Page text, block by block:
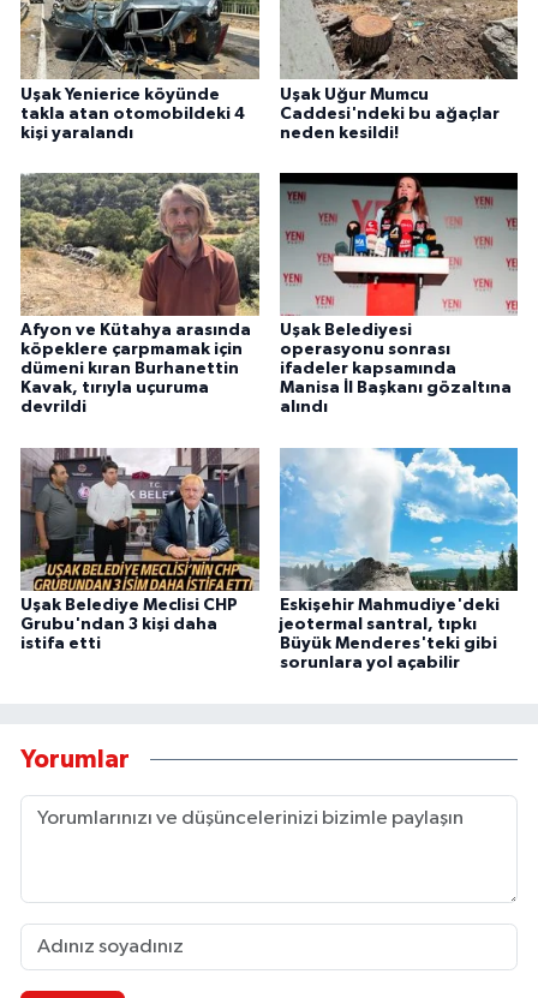
Uşak Yenierice köyünde
takla atan otomobildeki 4
kişi yaralandı
Uşak Uğur Mumcu
Caddesi'ndeki bu ağaçlar
neden kesildi!
Afyon ve Kütahya arasında
köpeklere çarpmamak için
dümeni kıran Burhanettin
Kavak, tırıyla uçuruma
devrildi
Uşak Belediyesi
operasyonu sonrası
ifadeler kapsamında
Manisa İl Başkanı gözaltına
alındı
Uşak Belediye Meclisi CHP
Grubu'ndan 3 kişi daha
istifa etti
Eskişehir Mahmudiye'deki
jeotermal santral, tıpkı
Büyük Menderes'teki gibi
sorunlara yol açabilir
Yorumlar